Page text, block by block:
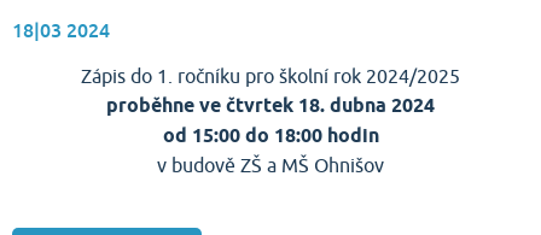
18|03 2024
Zápis do 1. ročníku pro školní rok 2024/2025
proběhne ve čtvrtek 18. dubna 2024
od 15:00 do 18:00 hodin
v budově ZŠ a MŠ Ohnišov